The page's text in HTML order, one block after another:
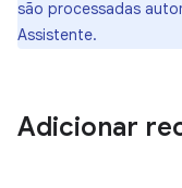
são processadas
Assistente.
Adicionar